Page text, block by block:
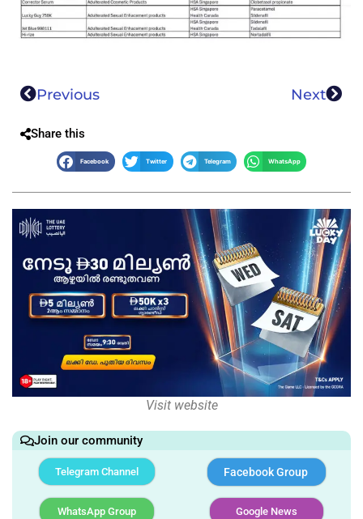
Previous Next
Share this
Facebook Twitter Telegram WhatsApp
Visit website
Join our community
Telegram Channel Facebook Group
WhatsApp Group Google News